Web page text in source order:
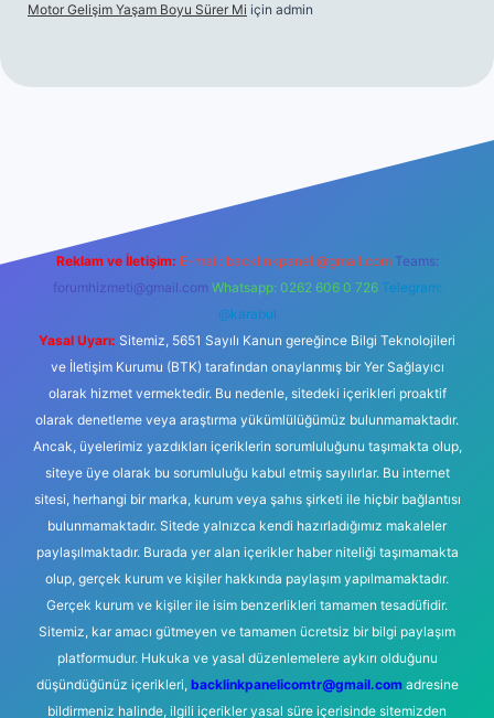
Motor Gelişim Yaşam Boyu Sürer Mi için admin
Reklam ve İletişim: E-mail: backlinkpaneli@gmail.com Teams:
forumhizmeti@gmail.com Whatsapp: 0262 606 0 726 Telegram:
@karabul
Yasal Uyarı: Sitemiz, 5651 Sayılı Kanun gereğince Bilgi Teknolojileri
ve İletişim Kurumu (BTK) tarafından onaylanmış bir Yer Sağlayıcı
olarak hizmet vermektedir. Bu nedenle, sitedeki içerikleri proaktif
olarak denetleme veya araştırma yükümlülüğümüz bulunmamaktadır.
Ancak, üyelerimiz yazdıkları içeriklerin sorumluluğunu taşımakta olup,
siteye üye olarak bu sorumluluğu kabul etmiş sayılırlar. Bu internet
sitesi, herhangi bir marka, kurum veya şahıs şirketi ile hiçbir bağlantısı
bulunmamaktadır. Sitede yalnızca kendi hazırladığımız makaleler
paylaşılmaktadır. Burada yer alan içerikler haber niteliği taşımamakta
olup, gerçek kurum ve kişiler hakkında paylaşım yapılmamaktadır.
Gerçek kurum ve kişiler ile isim benzerlikleri tamamen tesadüfidir.
Sitemiz, kar amacı gütmeyen ve tamamen ücretsiz bir bilgi paylaşım
platformudur. Hukuka ve yasal düzenlemelere aykırı olduğunu
düşündüğünüz içerikleri, backlinkpanelicomtr@gmail.comadresine
bildirmeniz halinde, ilgili içerikler yasal süre içerisinde sitemizden